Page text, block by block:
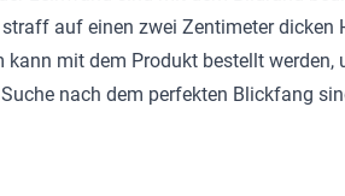
auf einen zwei Zentimeter dicken
mit dem Produkt bestellt
nach dem perfekten Blickfang